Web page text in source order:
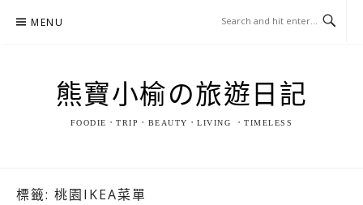
MENU
熊寶小榆の旅遊日記
FOODIE．TRIP．BEAUTY．LIVING ．TIMELESS
標籤: 桃園IKEA菜單